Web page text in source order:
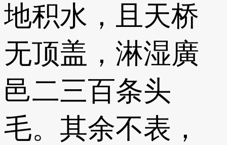
地积水，且天桥
无顶盖，淋湿廣
邑二三百条头
毛。其余不表，